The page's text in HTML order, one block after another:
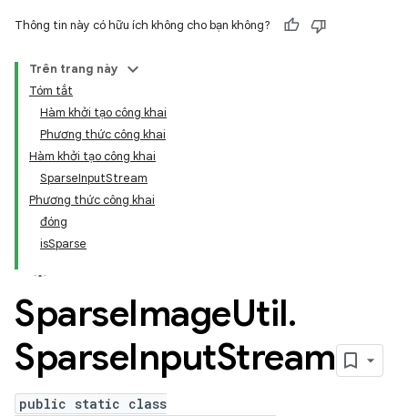
Thông tin này có hữu ích không cho bạn không?
Trên trang này
Tóm tắt
Hàm khởi tạo công khai
Phương thức công khai
Hàm khởi tạo công khai
SparseInputStream
Phương thức công khai
đóng
isSparse
SparseImageUtil.
SparseInputStream
public static class